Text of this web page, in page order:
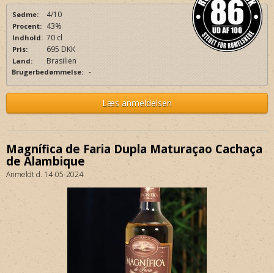
Sødme: 4/10
Procent: 43%
Indhold: 70 cl
Pris: 695 DKK
Land: Brasilien
Brugerbedømmelse: -
Læs anmeldelsen
Magnífica de Faria Dupla Maturaçao Cachaça
de Alambique
Anmeldt d. 14-05-2024